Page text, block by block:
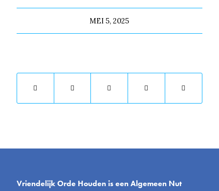
MEI 5, 2025
Vriendelijk Orde Houden is een Algemeen Nut